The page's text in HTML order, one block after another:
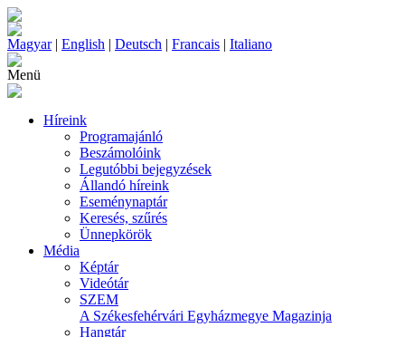
Magyar| English | Deutsch | Francais | Italiano
Menü
Híreink
Programajánló
Beszámolóink
Legutóbbi bejegyzések
Állandó híreink
Eseménynaptár
Keresés, szűrés
Ünnepkörök
Média
Képtár
Videótár
SZEM
A Székesfehérvári Egyházmegye Magazinja
Hangtár